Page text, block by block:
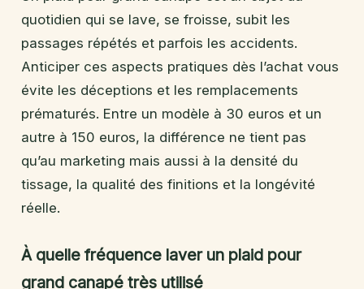
quotidien qui se lave, se froisse, subit les
passages répétés et parfois les accidents.
Anticiper ces aspects pratiques dès l’achat vous
évite les déceptions et les remplacements
prématurés. Entre un modèle à 30 euros et un
autre à 150 euros, la différence ne tient pas
qu’au marketing mais aussi à la densité du
tissage, la qualité des finitions et la longévité
réelle.
À quelle fréquence laver un plaid pour
grand canapé très utilisé